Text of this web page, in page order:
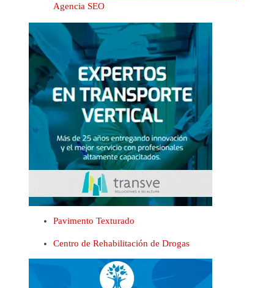
Agencia SEO
Pavimento Texturado
Centro de Rehabilitación de Drogas